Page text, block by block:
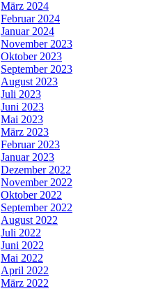
März 2024
Februar 2024
Januar 2024
November 2023
Oktober 2023
September 2023
August 2023
Juli 2023
Juni 2023
Mai 2023
März 2023
Februar 2023
Januar 2023
Dezember 2022
November 2022
Oktober 2022
September 2022
August 2022
Juli 2022
Juni 2022
Mai 2022
April 2022
März 2022